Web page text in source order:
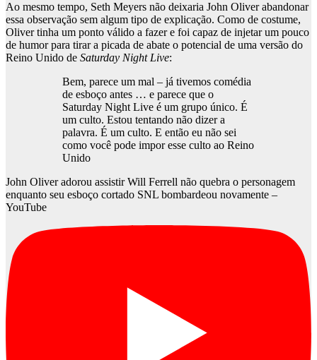
Ao mesmo tempo, Seth Meyers não deixaria John Oliver abandonar
essa observação sem algum tipo de explicação. Como de costume,
Oliver tinha um ponto válido a fazer e foi capaz de injetar um pouco
de humor para tirar a picada de abate o potencial de uma versão do
Reino Unido de Saturday Night Live:
Bem, parece um mal – já tivemos comédia
de esboço antes … e parece que o
Saturday Night Live é um grupo único. É
um culto. Estou tentando não dizer a
palavra. É um culto. E então eu não sei
como você pode impor esse culto ao Reino
Unido
John Oliver adorou assistir Will Ferrell não quebra o personagem
enquanto seu esboço cortado SNL bombardeou novamente –
YouTube